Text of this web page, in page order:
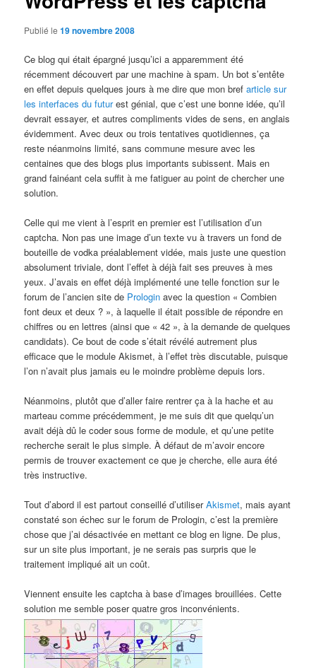
Publié le19 novembre 2008
Ce blog qui était épargné jusqu’ici a apparemment été
récemment découvert par une machine à spam. Un bot s’entête
en effet depuis quelques jours à me dire que mon brefarticle sur
les interfaces du futurest génial, que c’est une bonne idée, qu’il
devrait essayer, et autres compliments vides de sens, en anglais
évidemment. Avec deux ou trois tentatives quotidiennes, ça
reste néanmoins limité, sans commune mesure avec les
centaines que des blogs plus importants subissent. Mais en
grand fainéant cela suffit à me fatiguer au point de chercher une
solution.
Celle qui me vient à l’esprit en premier est l’utilisation d’un
captcha. Non pas une image d’un texte vu à travers un fond de
bouteille de vodka préalablement vidée, mais juste une question
absolument triviale, dont l’effet à déjà fait ses preuves à mes
yeux. J’avais en effet déjà implémenté une telle fonction sur le
forum de l’ancien site de Prologin avec la question « Combien
font deux et deux ? », à laquelle il était possible de répondre en
chiffres ou en lettres (ainsi que « 42 », à la demande de quelques
candidats). Ce bout de code s’était révélé autrement plus
efficace que le module Akismet, à l’effet très discutable, puisque
l’on n’avait plus jamais eu le moindre problème depuis lors.
Néanmoins, plutôt que d’aller faire rentrer ça à la hache et au
marteau comme précédemment, je me suis dit que quelqu’un
avait déjà dû le coder sous forme de module, et qu’une petite
recherche serait le plus simple. À défaut de m’avoir encore
permis de trouver exactement ce que je cherche, elle aura été
très instructive.
Tout d’abord il est partout conseillé d’utiliserAkismet, mais ayant
constaté son échec sur le forum de Prologin, c’est la première
chose que j’ai désactivée en mettant ce blog en ligne. De plus,
sur un site plus important, je ne serais pas surpris que le
traitement impliqué ait un coût.
Viennent ensuite les captcha à base d’images brouillées. Cette
solution me semble poser quatre gros inconvénients.